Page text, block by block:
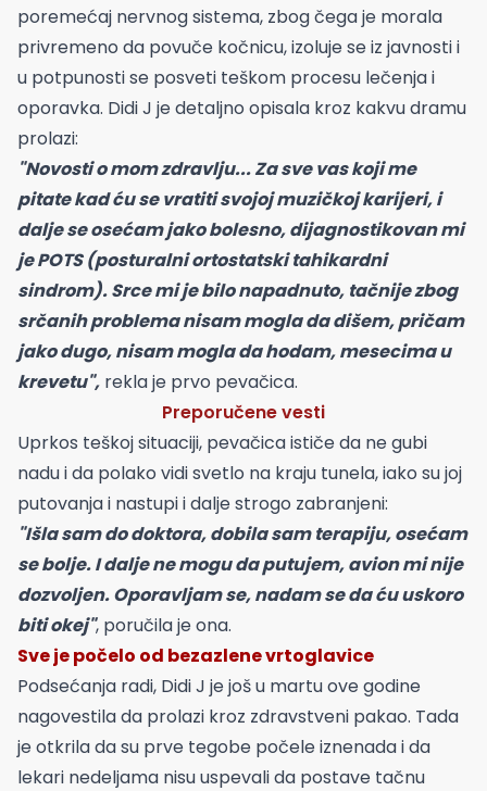
poremećaj nervnog sistema, zbog čega je morala
privremeno da povuče kočnicu, izoluje se iz javnosti i
u potpunosti se posveti teškom procesu lečenja i
oporavka. Didi J je detaljno opisala kroz kakvu dramu
prolazi:
"Novosti o mom zdravlju... Za sve vas koji me
pitate kad ću se vratiti svojoj muzičkoj karijeri, i
dalje se osećam jako bolesno, dijagnostikovan mi
je POTS (posturalni ortostatski tahikardni
sindrom). Srce mi je bilo napadnuto, tačnije zbog
srčanih problema nisam mogla da dišem, pričam
jako dugo, nisam mogla da hodam, mesecima u
krevetu", rekla je prvo pevačica.
Preporučene vesti
Uprkos teškoj situaciji, pevačica ističe da ne gubi
nadu i da polako vidi svetlo na kraju tunela, iako su joj
putovanja i nastupi i dalje strogo zabranjeni:
"Išla sam do doktora, dobila sam terapiju, osećam
se bolje. I dalje ne mogu da putujem, avion mi nije
dozvoljen. Oporavljam se, nadam se da ću uskoro
biti okej", poručila je ona.
Sve je počelo od bezazlene vrtoglavice
Podsećanja radi, Didi J je još u martu ove godine
nagovestila da prolazi kroz zdravstveni pakao. Tada
je otkrila da su prve tegobe počele iznenada i da
lekari nedeljama nisu uspevali da postave tačnu